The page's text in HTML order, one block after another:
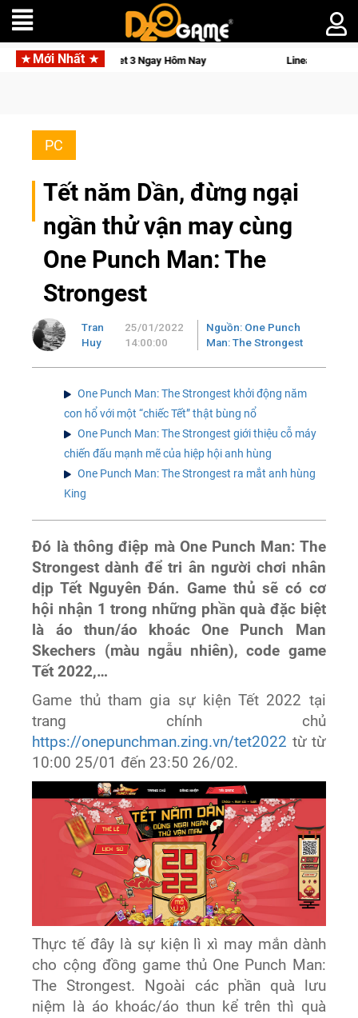
Mới Nhất
Pocket 3 Ngay Hôm Nay Lineage W – Quyền lực và tài
PC
Tết năm Dần, đừng ngại
ngần thử vận may cùng
One Punch Man: The
Strongest
Tran
Huy
25/01/2022
14:00:00
Nguồn: One Punch
Man: The Strongest
One Punch Man: The Strongest khởi động năm
con hổ với một “chiếc Tết” thật bùng nổ
One Punch Man: The Strongest giới thiệu cỗ máy
chiến đấu mạnh mẽ của hiệp hội anh hùng
One Punch Man: The Strongest ra mắt anh hùng
King
Đó là thông điệp mà One Punch Man: The
Strongest dành để tri ân người chơi nhân
dịp Tết Nguyên Đán. Game thủ sẽ có cơ
hội nhận 1 trong những phần quà đặc biệt
là áo thun/áo khoác One Punch Man
Skechers (màu ngẫu nhiên), code game
Tết 2022,…
Game thủ tham gia sự kiện Tết 2022 tại
trang chính chủ
https://onepunchman.zing.vn/tet2022 từ từ
10:00 25/01 đến 23:50 26/02.
Thực tế đây là sự kiện lì xì may mắn dành
cho cộng đồng game thủ One Punch Man:
The Strongest. Ngoài các phần quà lưu
niệm là áo khoác/áo thun kể trên thì quà